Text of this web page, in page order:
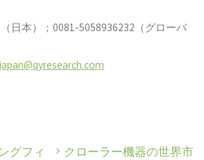
日本）；0081-5058936232（グローバ
japan@qyresearch.com
グフィ
クローラー機器の世界市